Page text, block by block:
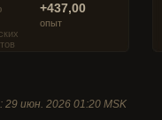
+437,00
опыт
29 июн. 2026 01:20 MSK